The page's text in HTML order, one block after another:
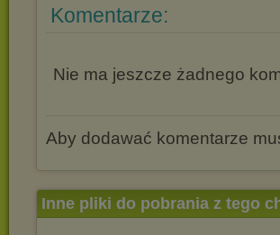
Komentarze:
Nie ma jeszcze żadnego
Aby dodawać komentarze
Inne pliki do pobrania z tego